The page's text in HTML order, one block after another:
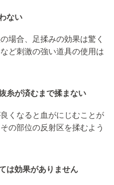
ない
場合、足揉みの効果は驚く
ど刺激の強い道具の使用は
糸が済むまで揉まない
くなると血がにじむことが
の部位の反射区を揉むよう
は効果がありません